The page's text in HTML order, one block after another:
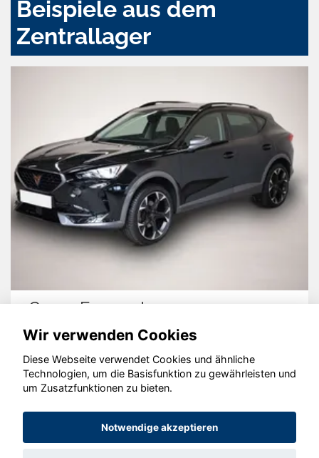
Beispiele aus dem
Zentrallager
Cupra Formentor
© konjunkturmotor.de GmbH 2020 - 2026
Wir verwenden Cookies
Diese Webseite verwendet Cookies und ähnliche
Technologien, um die Basisfunktion zu gewährleisten und
um Zusatzfunktionen zu bieten.
Notwendige akzeptieren